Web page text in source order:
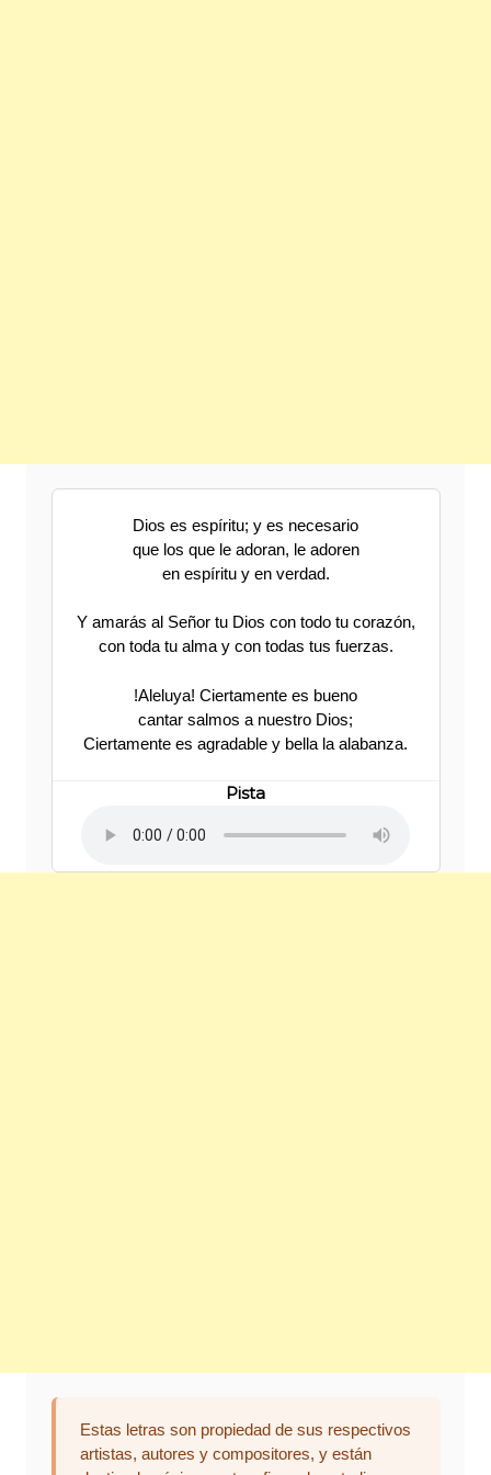
Dios es espíritu; y es necesario
que los que le adoran, le adoren
en espíritu y en verdad.
Y amarás al Señor tu Dios con todo tu corazón,
con toda tu alma y con todas tus fuerzas.
!Aleluya! Ciertamente es bueno
cantar salmos a nuestro Dios;
Ciertamente es agradable y bella la alabanza.
Pista
Estas letras son propiedad de sus respectivos
artistas, autores y compositores, y están